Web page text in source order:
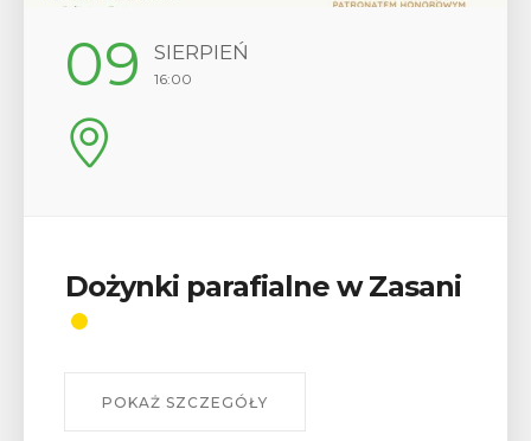
12 SIERPIEŃ
17:00
Wykład „Jak zdobyć
odznaki na myślenickich
W środę 12 sierpnia o godz. 17 w Miejskiej